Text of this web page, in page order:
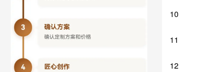
10
11
12